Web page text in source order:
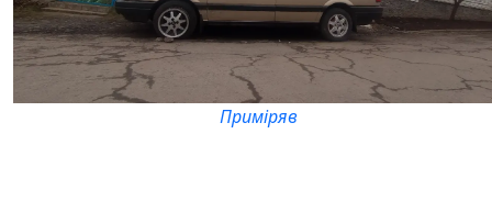
Приміряв